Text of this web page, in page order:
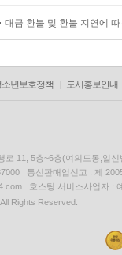
대금 환불 및 환불 지연에
소년보호정책 도서홍보안내
로 11, 5층~6층(여의도동,일신
통신판매업신고 : 제
호스팅 서비스사업자 :
Rights Reserved.